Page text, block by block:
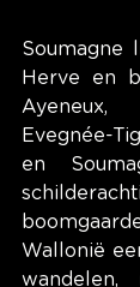
Soumagne
Herve en
Ayeneux,
Evegnée-
en
Wallonië